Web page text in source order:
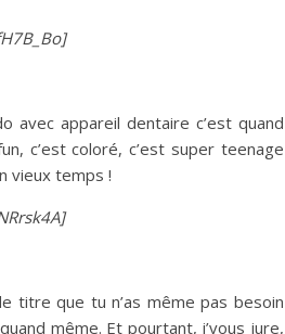
avec appareil dentaire c’est quand
c’est coloré, c’est super teenage
vieux temps !
titre que tu n’as même pas besoin
même. Et pourtant, j’vous jure,